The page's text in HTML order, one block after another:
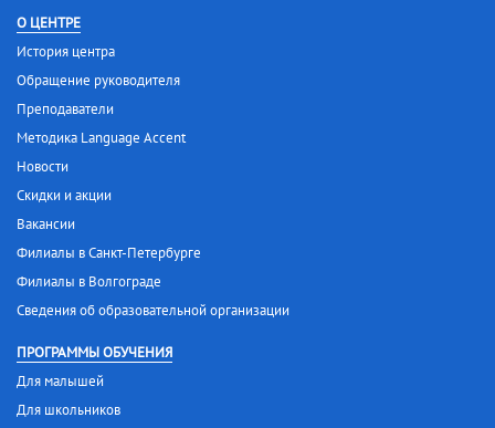
О ЦЕНТРЕ
История центра
Обращение руководителя
Преподаватели
Методика Language Accent
Новости
Скидки и акции
Вакансии
Филиалы в Санкт-Петербурге
Филиалы в Волгограде
Сведения об образовательной организации
ПРОГРАММЫ ОБУЧЕНИЯ
Для малышей
Для школьников